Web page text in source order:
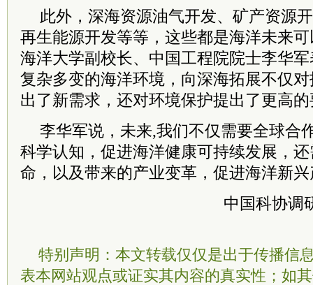
此外，深海资源油气开发、矿产资源
再生能源开发等等，这些都是海洋未来
海洋大学副校长、中国工程院院士李华
复杂多变的海洋环境，向深海拓展不仅
出了新需求，还对环境保护提出了更高的
李华军说，未来,我们不仅需要全球合
科学认知，促进海洋健康可持续发展，
命，以及带来的产业变革，促进海洋新
中国科协调
特别声明：本文转载仅仅是出于传播信
表本网站观点或证实其内容的真实性；如